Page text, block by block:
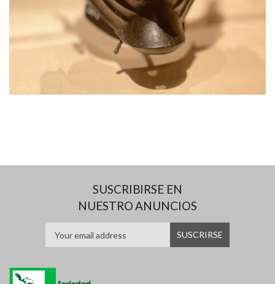
SUSCRIBIRSE EN
NUESTRO ANUNCIOS